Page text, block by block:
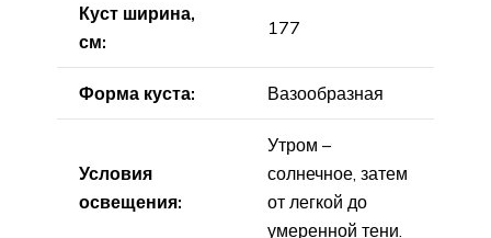
Куст ширина,
см:
177
Форма куста: Вазообразная
Условия
освещения:
Утром –
солнечное, затем
от легкой до
умеренной тени.